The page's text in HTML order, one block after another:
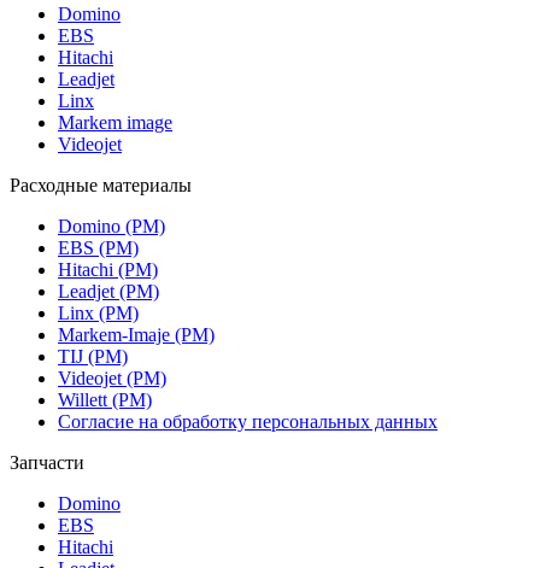
Domino
EBS
Hitachi
Leadjet
Linx
Markem image
Videojet
Расходные материалы
Domino (РМ)
EBS (РМ)
Hitachi (РМ)
Leadjet (РМ)
Linx (РМ)
Markem-Imaje (РМ)
TIJ (РМ)
Videojet (РМ)
Willett (РМ)
Согласие на обработку персональных данных
Запчасти
Domino
EBS
Hitachi